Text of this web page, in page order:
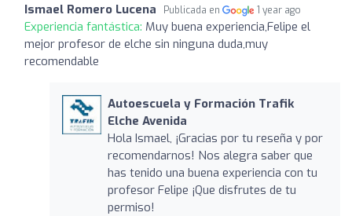
Ismael Romero Lucena Publicada en 1 year ago
Experiencia fantástica: Muy buena experiencia,Felipe el
mejor profesor de elche sin ninguna duda,muy
recomendable
Autoescuela y Formación Trafik
Elche Avenida
Hola Ismael, ¡Gracias por tu reseña y por
recomendarnos! Nos alegra saber que
has tenido una buena experiencia con tu
profesor Felipe ¡Que disfrutes de tu
permiso!